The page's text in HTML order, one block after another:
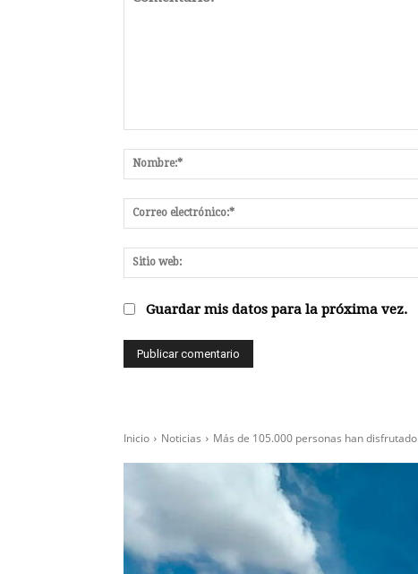
Guardar mis datos para la próxima vez.